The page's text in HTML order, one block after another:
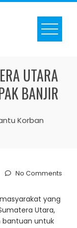
UTARA
BANJIR
Korban
No Comments
yang
Utara,
bantuan untuk